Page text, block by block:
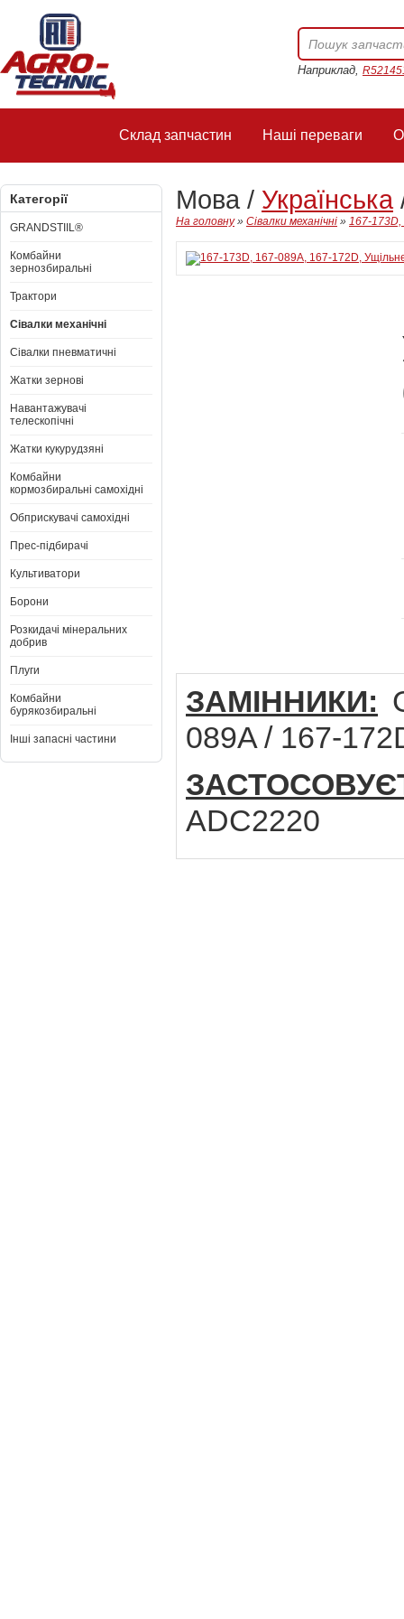
Наприклад,
Склад запчастин Наші переваги
Категорії
GRANDSTIIL®
Комбайни
зернозбиральні
Трактори
Сівалки механічні
Сівалки пневматичні
Жатки зернові
Навантажувачі
телескопічні
Жатки кукурудзяні
Комбайни
кормозбиральні самохідні
Обприскувачі самохідні
Прес-підбирачі
Культиватори
Борони
Розкидачі мінеральних
добрив
Плуги
Комбайни
бурякозбиральні
Інші запасні частини
Мова / Українська
На головну» Сівалки механічні » 167-173D,
ЗАМІННИКИ:
089A / 167-
ADC2220